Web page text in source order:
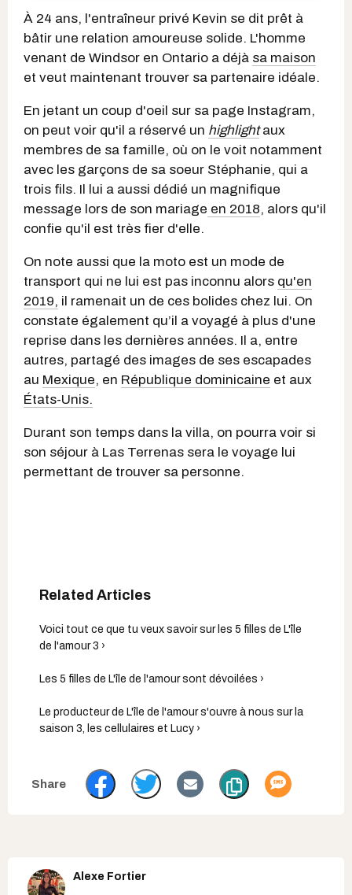
À 24 ans, l'entraîneur privé Kevin se dit prêt à
bâtir une relation amoureuse solide. L'homme
venant de Windsor en Ontario a déjà sa maison
et veut maintenant trouver sa partenaire idéale.
En jetant un coup d'oeil sur sa page Instagram,
on peut voir qu'il a réservé un highlightaux
membres de sa famille, où on le voit notamment
avec les garçons de sa soeur Stéphanie, qui a
trois fils. Il lui a aussi dédié un magnifique
message lors de son mariage en 2018, alors qu'il
confie qu'il est très fier d'elle.
On note aussi que la moto est un mode de
transport qui ne lui est pas inconnu alors qu'en
2019, il ramenait un de ces bolides chez lui. On
constate également qu’il a voyagé à plus d'une
reprise dans les dernières années. Il a, entre
autres, partagé des images de ses escapades
au Mexique, en République dominicaine et aux
États-Unis.
Durant son temps dans la villa, on pourra voir si
son séjour à Las Terrenas sera le voyage lui
permettant de trouver sa personne.
Voici tout ce que tu veux savoir sur les 5 filles de L'île
de l'amour 3 ›
Les 5 filles de L'île de l'amour sont dévoilées ›
Le producteur de L'île de l'amour s'ouvre à nous sur la
saison 3, les cellulaires et Lucy ›
Alexe Fortier